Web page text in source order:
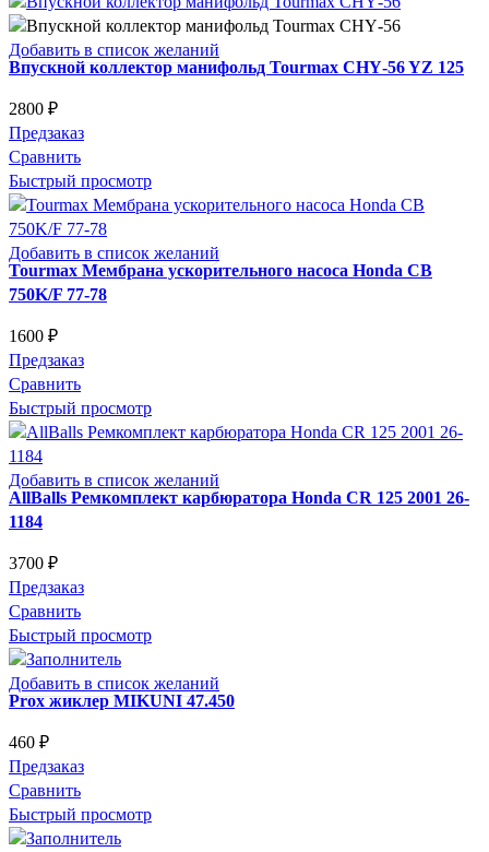
Добавить в список желаний
Впускной коллектор манифольд Tourmax CHY‑56 YZ 125
2800 ₽
Предзаказ
Сравнить
Быстрый просмотр
Добавить в список желаний
Tourmax Мембрана ускорительного насоса Honda CB
750K/F 77-78
1600 ₽
Предзаказ
Сравнить
Быстрый просмотр
Добавить в список желаний
AllBalls Ремкомплект карбюратора Honda CR 125 2001 26-
1184
3700 ₽
Предзаказ
Сравнить
Быстрый просмотр
Добавить в список желаний
Prox жиклер MIKUNI 47.450
460 ₽
Предзаказ
Сравнить
Быстрый просмотр